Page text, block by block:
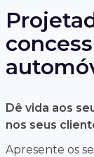
Dê vida aos
nos seus
Apresente os